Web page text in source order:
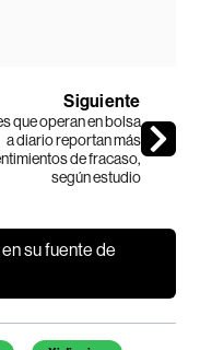
Siguiente
que operan en bolsa
a diario reportan más
de fracaso,
según estudio
en su fuente de